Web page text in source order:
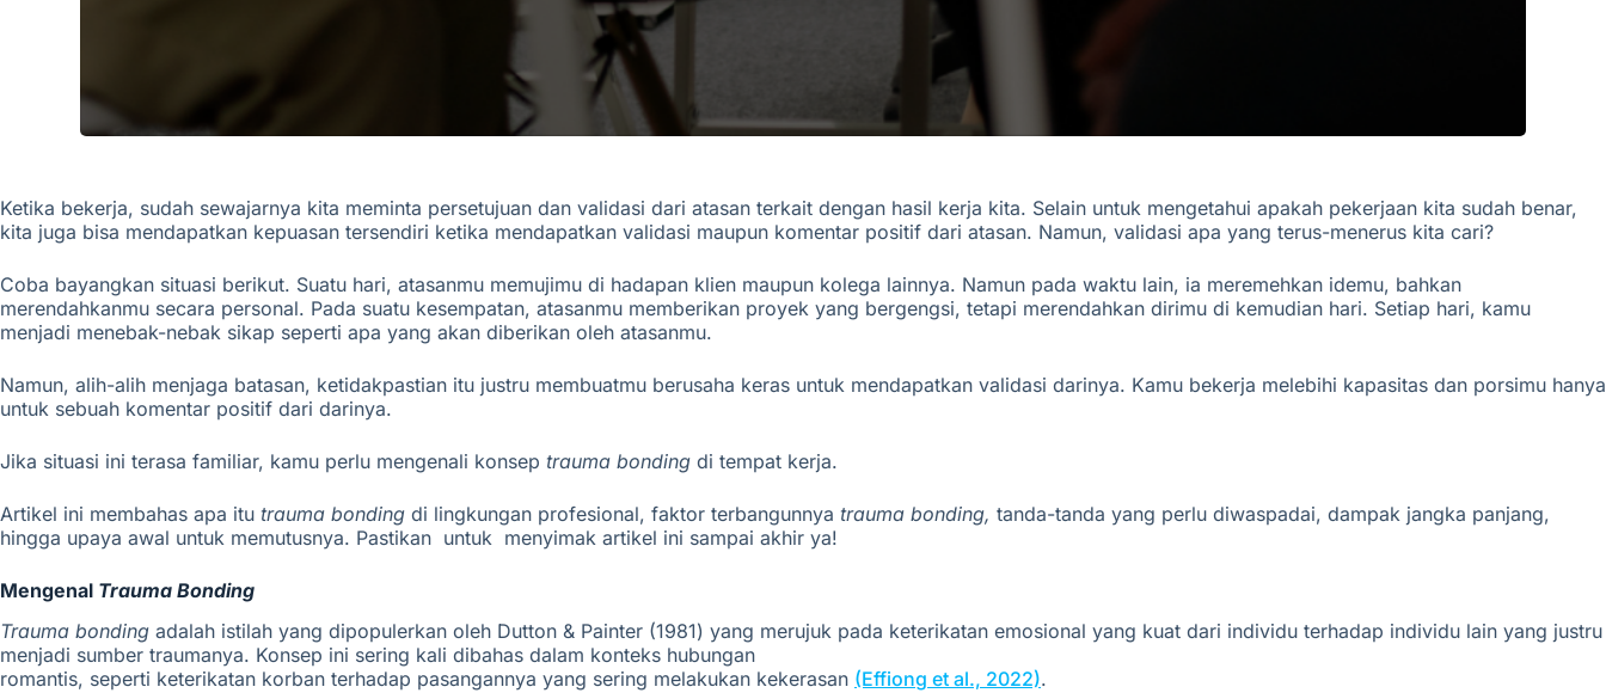
Ketika bekerja, sudah sewajarnya kita meminta persetujuan dan validasi dari atasan terkait dengan hasil kerja kita. Selain untuk mengetahui apakah pekerjaan kita sudah benar,
kita juga bisa mendapatkan kepuasan tersendiri ketika mendapatkan validasi maupun komentar positif dari atasan. Namun, validasi apa yang terus-menerus kita cari?
Coba bayangkan situasi berikut. Suatu hari, atasanmu memujimu di hadapan klien maupun kolega lainnya. Namun pada waktu lain, ia meremehkan idemu, bahkan
merendahkanmu secara personal. Pada suatu kesempatan, atasanmu memberikan proyek yang bergengsi, tetapi merendahkan dirimu di kemudian hari. Setiap hari, kamu
menjadi menebak-nebak sikap seperti apa yang akan diberikan oleh atasanmu.
Namun, alih-alih menjaga batasan, ketidakpastian itu justru membuatmu berusaha keras untuk mendapatkan validasi darinya. Kamu bekerja melebihi kapasitas dan porsimu hanya
untuk sebuah komentar positif dari darinya.
Jika situasi ini terasa familiar, kamu perlu mengenali konsep trauma bonding di tempat kerja.
Artikel ini membahas apa itu trauma bonding di lingkungan profesional, faktor terbangunnya trauma bonding, tanda-tanda yang perlu diwaspadai, dampak jangka panjang,
hingga upaya awal untuk memutusnya. Pastikan untuk menyimak artikel ini sampai akhir ya!
Mengenal Trauma Bonding
Trauma bonding adalah istilah yang dipopulerkan oleh Dutton & Painter (1981) yang merujuk pada keterikatan emosional yang kuat dari individu terhadap individu lain yang justru
menjadi sumber traumanya. Konsep ini sering kali dibahas dalam konteks hubungan
romantis, seperti keterikatan korban terhadap pasangannya yang sering melakukan kekerasan (Effiong et al., 2022).